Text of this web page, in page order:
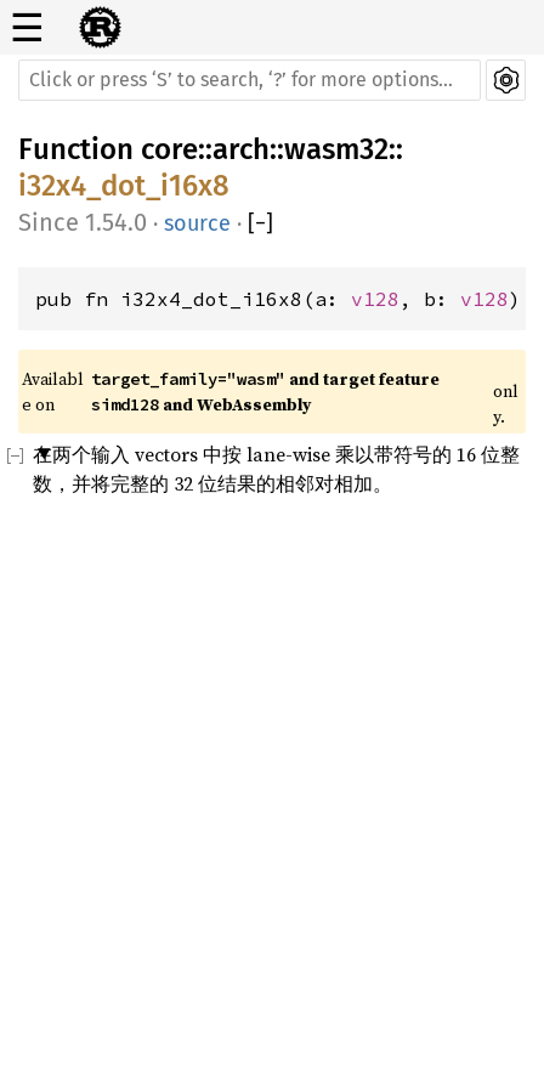
☰
Function core::arch::wasm32::
i32x4_dot_i16x8
1.54.0 · source · [−]
pub fn i32x4_dot_i16x8(a: v128 , b: v128)
Availabl
e on
target_family="wasm" and target feature
simd128 and WebAssembly
onl
y.
在两个输入 vectors 中按 lane-wise 乘以带符号的 16 位整
数，并将完整的 32 位结果的相邻对相加。